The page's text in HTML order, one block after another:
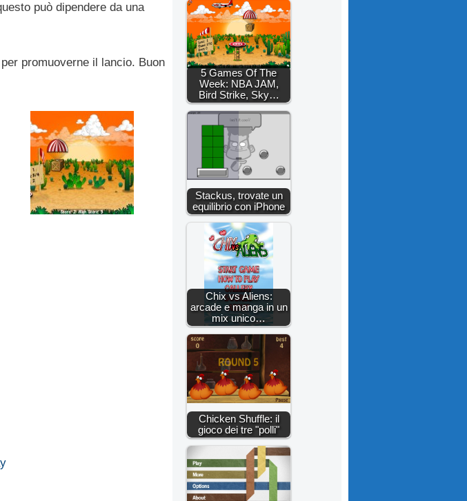
può dipendere da una
promuoverne il lancio. Buon
5 Games Of The
Week: NBA JAM,
Bird Strike, Sky…
Stackus, trovate un
equilibrio con iPhone
Chix vs Aliens:
arcade e manga in un
mix unico…
Chicken Shuffle: il
gioco dei tre "polli"